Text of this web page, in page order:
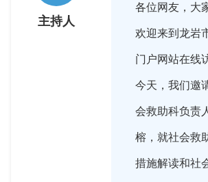
主持人
各位网友，大
欢迎来到龙岩
门户网站在线
今天，我们邀
会救助科负责
榕，就社会救
措施解读和社